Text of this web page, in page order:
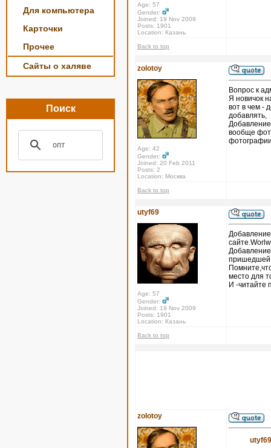
Для компьютера
Карточки
Прочее
Сайты о халяве
Поиск
Age: 57
Gender:
Joined: 19 Nov 2009
Posts: 1901
Location: Казань
Back to top
zolotoy
Age: 42
Gender:
Joined: 20 Feb 2011
Posts: 2
Location: Москва
Вопрос к
Я новичок
вот в чем -
добавлять,
вообще
Back to top
utyf69
Age: 57
Gender:
Joined: 19 Nov 2009
Posts: 1901
Location: Казань
пришедшей
место для
И -читайте
Back to top
zolotoy